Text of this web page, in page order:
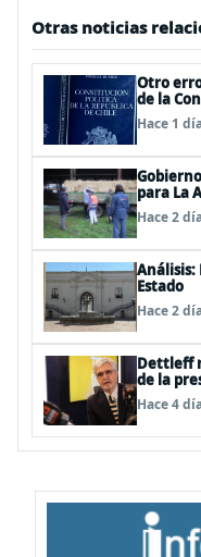
Otras noticias
Otro
de la
proteger
Hace 1
para La
de
Hace 2
Análisis:
Estado
Hace 2
Dettleff
de la
Hace 4